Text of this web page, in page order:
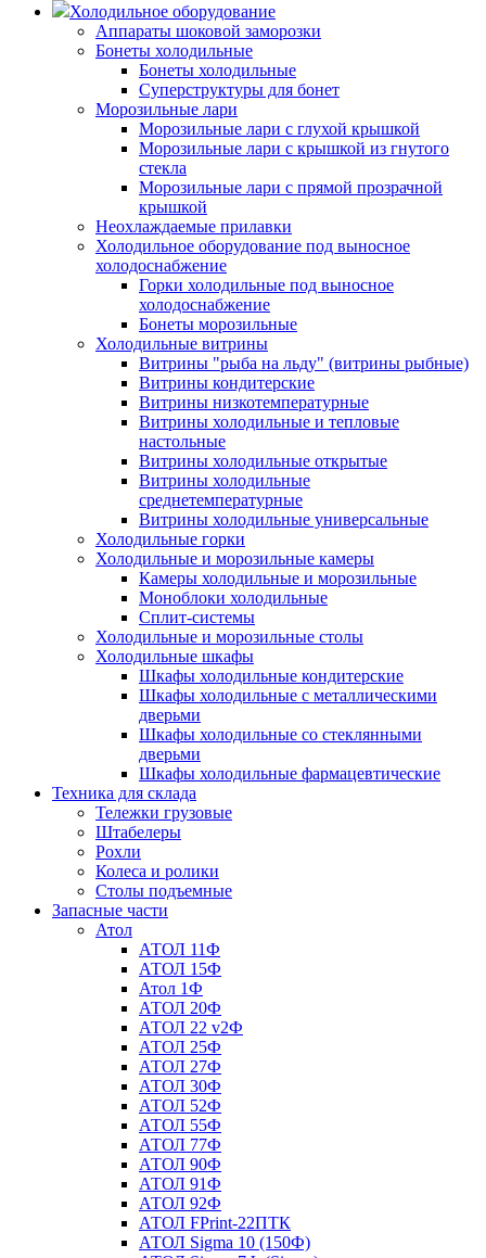
Холодильное оборудование
Аппараты шоковой заморозки
Бонеты холодильные
Бонеты холодильные
Суперструктуры для бонет
Морозильные лари
Морозильные лари с глухой крышкой
Морозильные лари с крышкой из гнутого
стекла
Морозильные лари с прямой прозрачной
крышкой
Неохлаждаемые прилавки
Холодильное оборудование под выносное
холодоснабжение
Горки холодильные под выносное
холодоснабжение
Бонеты морозильные
Холодильные витрины
Витрины "рыба на льду" (витрины рыбные)
Витрины кондитерские
Витрины низкотемпературные
Витрины холодильные и тепловые
настольные
Витрины холодильные открытые
Витрины холодильные
среднетемпературные
Витрины холодильные универсальные
Холодильные горки
Холодильные и морозильные камеры
Камеры холодильные и морозильные
Моноблоки холодильные
Сплит-системы
Холодильные и морозильные столы
Холодильные шкафы
Шкафы холодильные кондитерские
Шкафы холодильные с металлическими
дверьми
Шкафы холодильные со стеклянными
дверьми
Шкафы холодильные фармацевтические
Техника для склада
Тележки грузовые
Штабелеры
Рохли
Колеса и ролики
Столы подъемные
Запасные части
Атол
АТОЛ 11Ф
АТОЛ 15Ф
Атол 1Ф
АТОЛ 20Ф
АТОЛ 22 v2Ф
АТОЛ 25Ф
АТОЛ 27Ф
АТОЛ 30Ф
АТОЛ 52Ф
АТОЛ 55Ф
АТОЛ 77Ф
АТОЛ 90Ф
АТОЛ 91Ф
АТОЛ 92Ф
АТОЛ FPrint-22ПТК
АТОЛ Sigma 10 (150Ф)